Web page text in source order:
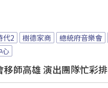
代2 樹德家商 總統府音樂會
心
移師高雄 演出團隊忙彩排